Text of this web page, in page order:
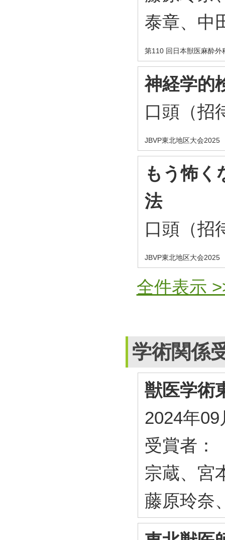
泰章、中
第110 回日本獣医麻酔
神経学的
口頭（招
JBVP東北地区大会2025
もう怖く
法
口頭（招
JBVP東北地区大会2025
全件表示
学術関係
獣医学術
2024年09
受賞者：
宗蔵、宮
藤原玲奈